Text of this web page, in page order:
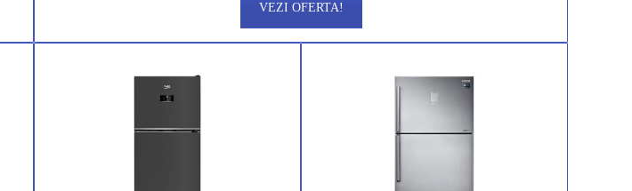
VEZI OFERTA!